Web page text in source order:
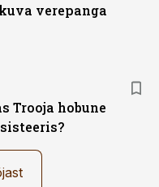
verepanga
Trooja hobune